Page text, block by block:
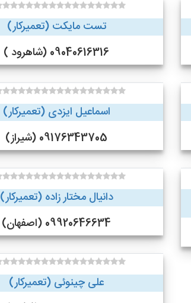
تست مایکت (تعمیرکار)
09040616316 (شاهرود )
اسماعیل ایزدی (تعمیرکار)
09176343705 (شیراز)
دانیال مختار زاده (تعمیرکار)
09920646634 (اصفهان)
علی چینوئی (تعمیرکار)